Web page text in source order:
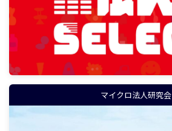
マイクロ法人研究会